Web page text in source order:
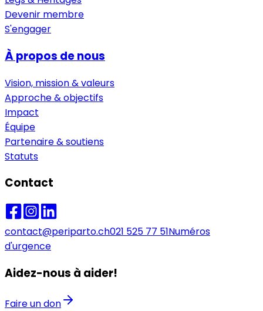
Devenir membre
S'engager
À propos de nous
Vision, mission & valeurs
Approche & objectifs
Impact
Équipe
Partenaire & soutiens
Statuts
Contact
contact@periparto.ch021 525 77 51Numéros
d'urgence
Aidez-nous à aider!
Faire un don